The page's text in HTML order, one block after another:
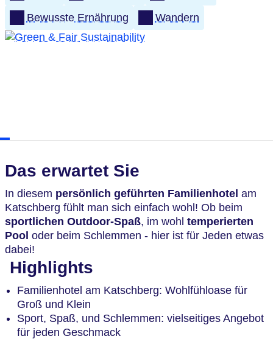
Bewusste Ernährung
Wandern
Das erwartet Sie
In diesem persönlich geführten Familienhotel am
Katschberg fühlt man sich einfach wohl! Ob beim
sportlichen Outdoor-Spaß, im wohl temperierten
Pool oder beim Schlemmen - hier ist für Jeden etwas
dabei!
Highlights
Familienhotel am Katschberg: Wohlfühloase für
Groß und Klein
Sport, Spaß, und Schlemmen: vielseitiges Angebot
für jeden Geschmack